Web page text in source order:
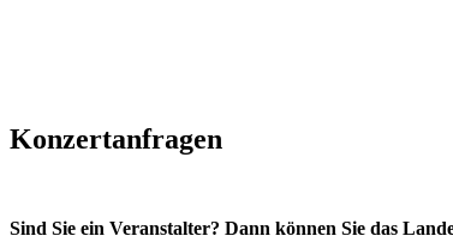
Konzertanfragen
Sind Sie ein Veranstalter? Dann können Sie das